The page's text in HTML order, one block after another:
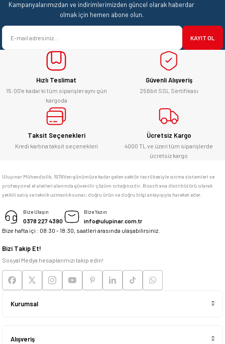
Kampanyalarımızdan ve indirimlerimizden güncel olarak haberdar
olmak için hemen abone olun.
KAYIT OL
Hızlı Teslimat
15:00’e kadar ki tüm siparişler aynı gün
kargoda
Güvenli Alışveriş
256bit SSL Sertifikası
Taksit Seçenekleri
Kredi kartına taksit seçenekleri
Ücretsiz Kargo
4000 TL ve üzeri tüm siparişlerde
ücretsiz kargo
Ulupınar Mühendislik, 1978'den günümüze kadar gelen sektör tecrübesiyle ısıtma sistemleri ve
profesyonel el aletleri alanında güvenilir çözüm ortağınızdır. Bosch ana distribütörü olarak
yetkili satış ve teknik uzmanlık sunar; doğru ürün ve doğru bilgi anlayışıyla hareket eder.
Bize Ulaşın
0378 227 4390
Bize Yazın
info@ulupinar.com.tr
Bize hafta içi : 08:30 - 18:30, saatleri arasında ulaşabilirsiniz.
Bizi Takip Et!
Sosyal Medya hesaplarımızı takip edin!
Kurumsal
Alışveriş